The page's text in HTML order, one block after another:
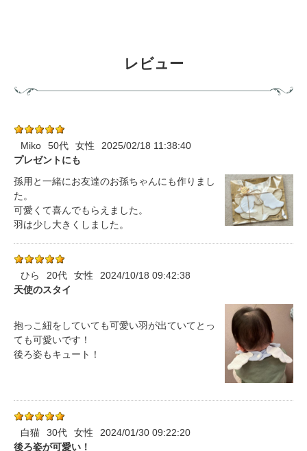
レビュー
Miko 50代 女性
2025/02/18 11:38:40
プレゼントにも
孫用と一緒にお友達のお孫ちゃんにも作りまし
た。
可愛くて喜んでもらえました。
羽は少し大きくしました。
ひら 20代 女性
2024/10/18 09:42:38
天使のスタイ
抱っこ紐をしていても可愛い羽が出ていてとっ
ても可愛いです！
後ろ姿もキュート！
白猫 30代 女性
2024/01/30 09:22:20
後ろ姿が可愛い！